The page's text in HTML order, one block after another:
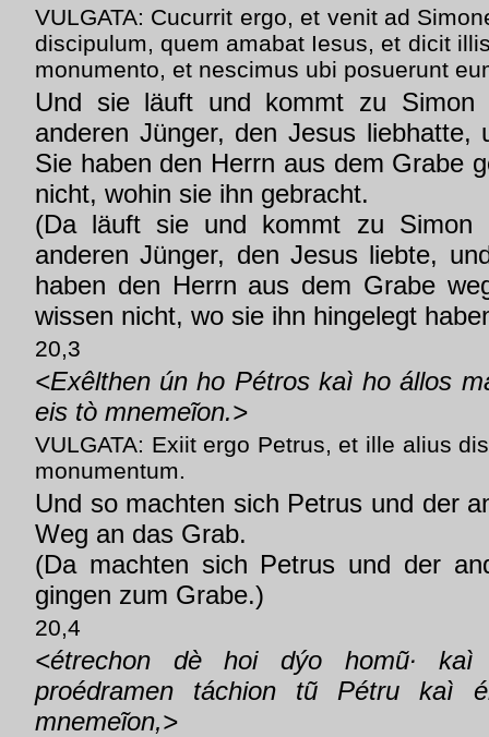
VULGATA: Cucurrit ergo, et venit ad
discipulum, quem amabat Iesus, et dicit
monumento, et nescimus ubi posuerunt
Und sie läuft und kommt zu Simon
anderen Jünger, den Jesus liebhatte,
Sie haben den Herrn aus dem Grabe
nicht, wohin sie ihn gebracht.
(Da läuft sie und kommt zu Simon
anderen Jünger, den Jesus liebte,
haben den Herrn aus dem Grabe
wissen nicht, wo sie ihn hingelegt
20,3
<Exêlthen ún ho Pétros kaì ho állos
eis tò mnemeĩon.>
VULGATA: Exiit ergo Petrus, et ille alius
monumentum.
Und so machten sich Petrus und der
Weg an das Grab.
(Da machten sich Petrus und der
gingen zum Grabe.)
20,4
<étrechon dè hoi dýo homũ· kaì
proédramen táchion tũ Pétru kaì
mnemeĩon,>